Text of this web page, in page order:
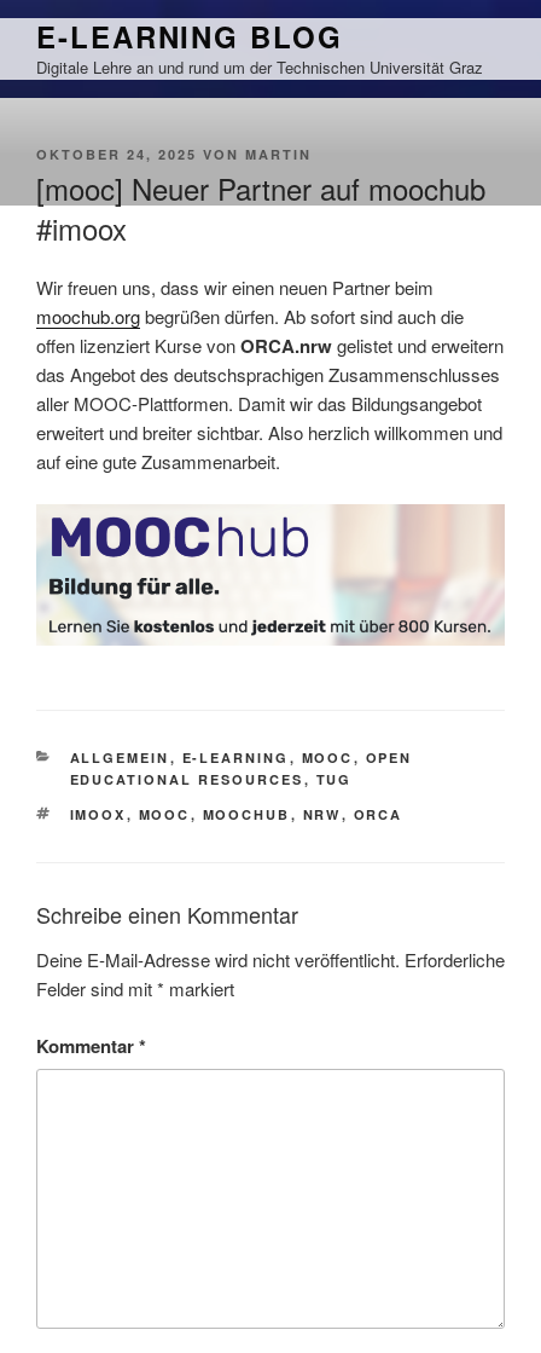
Zum
springen
E-LEARNING BLOG
Digitale Lehre an und rund um der Technischen Universität Graz
VERÖFFENTLICHT
OKTOBER 24, 2025 VON MARTIN
[mooc] Neuer Partner auf moochub
#imoox
Wir freuen uns, dass wir einen neuen Partner beim
moochub.orgbegrüßen dürfen. Ab sofort sind auch die
offen lizenziert Kurse vonORCA.nrwgelistet und erweitern
das Angebot des deutschsprachigen Zusammenschlusses
aller MOOC-Plattformen. Damit wir das Bildungsangebot
erweitert und breiter sichtbar. Also herzlich willkommen und
auf eine gute Zusammenarbeit.
KATEGORIEN
ALLGEMEIN , E-LEARNING , MOOC , OPEN
EDUCATIONAL RESOURCES , TUG
SCHLAGWÖRTER
IMOOX , MOOC , MOOCHUB , NRW , ORCA
Schreibe einen Kommentar
Deine E-Mail-Adresse wird nicht veröffentlicht. Erforderliche
Felder sind mit* markiert
Kommentar*